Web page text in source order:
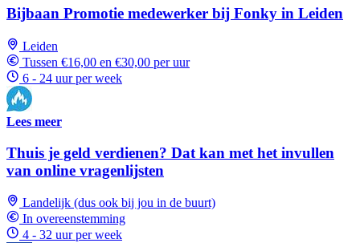
Bijbaan Promotie medewerker bij Fonky in Leiden
Leiden
Tussen €16,00 en €30,00 per uur
6 - 24 uur per week
Lees meer
Thuis je geld verdienen? Dat kan met het invullen
van online vragenlijsten
Landelijk (dus ook bij jou in de buurt)
In overeenstemming
4 - 32 uur per week